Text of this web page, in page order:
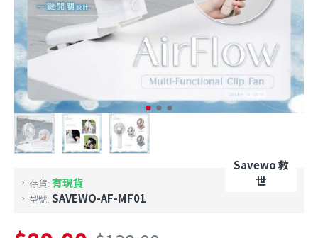
存貨: 有現貨
型號: SAVEWO-AF-MF01
Savewo 救
世